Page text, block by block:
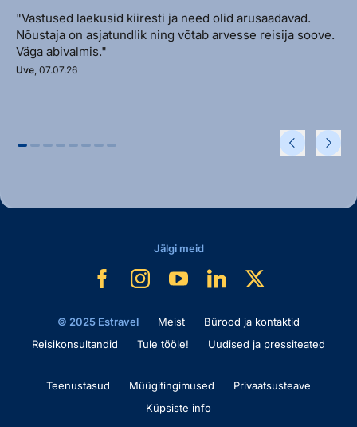
"Vastused laekusid kiiresti ja need olid arusaadavad.
Nõustaja on asjatundlik ning võtab arvesse reisija soove.
Väga abivalmis."
Uve, 07.07.26
© 2025 Estravel Meist
Bürood ja kontaktid
Reisikonsultandid
Tule tööle! Uudised ja pressiteated
Teenustasud Müügitingimused
Privaatsusteave
Küpsiste info
Jälgi meid